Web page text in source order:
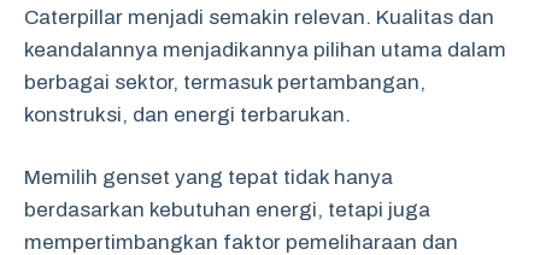
Caterpillar menjadi semakin relevan. Kualitas dan
keandalannya menjadikannya pilihan utama dalam
berbagai sektor, termasuk pertambangan,
konstruksi, dan energi terbarukan.
Memilih genset yang tepat tidak hanya
berdasarkan kebutuhan energi, tetapi juga
mempertimbangkan faktor pemeliharaan dan